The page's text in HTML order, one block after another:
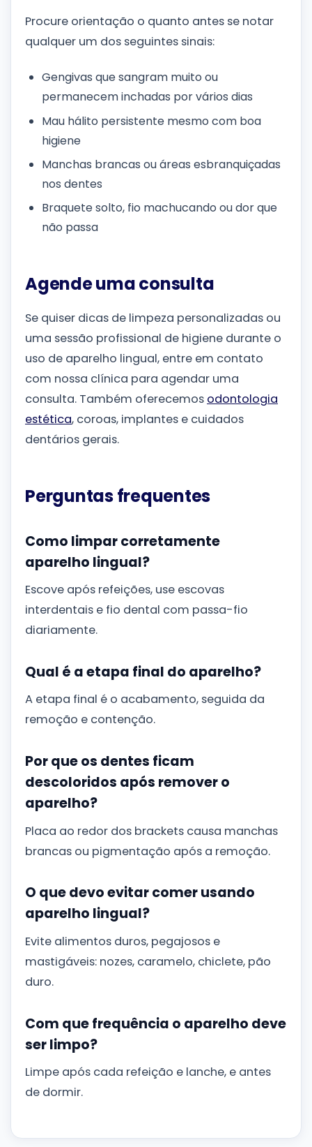
Procure orientação o quanto antes se notar
qualquer um dos seguintes sinais:
Gengivas que sangram muito ou
permanecem inchadas por vários dias
Mau hálito persistente mesmo com boa
higiene
Manchas brancas ou áreas esbranquiçadas
nos dentes
Braquete solto, fio machucando ou dor que
não passa
Agende uma consulta
Se quiser dicas de limpeza personalizadas ou
uma sessão profissional de higiene durante o
uso de aparelho lingual, entre em contato
com nossa clínica para agendar uma
consulta. Também oferecemos odontologia
estética, coroas, implantes e cuidados
dentários gerais.
Perguntas frequentes
Como limpar corretamente
aparelho lingual?
Escove após refeições, use escovas
interdentais e fio dental com passa-fio
diariamente.
Qual é a etapa final do aparelho?
A etapa final é o acabamento, seguida da
remoção e contenção.
Por que os dentes ficam
descoloridos após remover o
aparelho?
Placa ao redor dos brackets causa manchas
brancas ou pigmentação após a remoção.
O que devo evitar comer usando
aparelho lingual?
Evite alimentos duros, pegajosos e
mastigáveis: nozes, caramelo, chiclete, pão
duro.
Com que frequência o aparelho deve
ser limpo?
Limpe após cada refeição e lanche, e antes
de dormir.